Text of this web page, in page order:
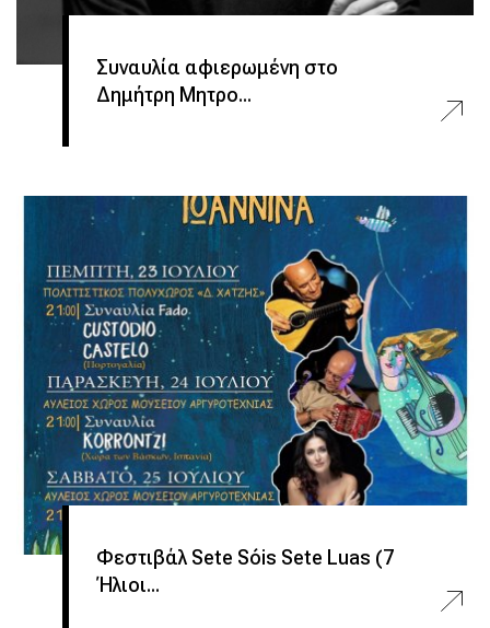
Συναυλία αφιερωμένη στο
Δημήτρη Μητρο...
Φεστιβάλ Sete Sóis Sete Luas (7
Ήλιοι...